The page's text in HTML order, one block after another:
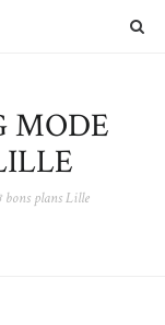
MODE
bons plans Lille